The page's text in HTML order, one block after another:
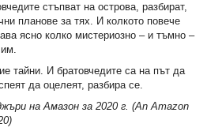
стъпват на острова, разбират,
планове за тях. И колкото повече
ясно колко мистериозно – и тъмно –
тайни. И братовчедите са на път да
да оцелеят, разбира се.
на Амазон за 2020 г. (An Amazon